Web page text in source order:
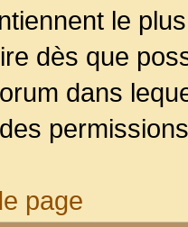
le
dès que
dans
page